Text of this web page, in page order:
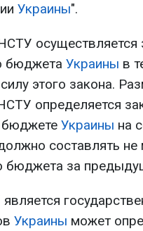
Украины".
осуществляется
бюджета Украины в
этого закона.
определяется
бюджете Украины на
составлять не
бюджета за
Украины может